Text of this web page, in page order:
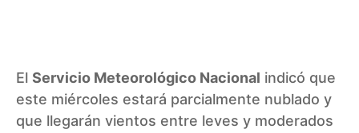
El Servicio Meteorológico Nacional indicó que
este miércoles estará parcialmente nublado y
que llegarán vientos entre leves y moderados